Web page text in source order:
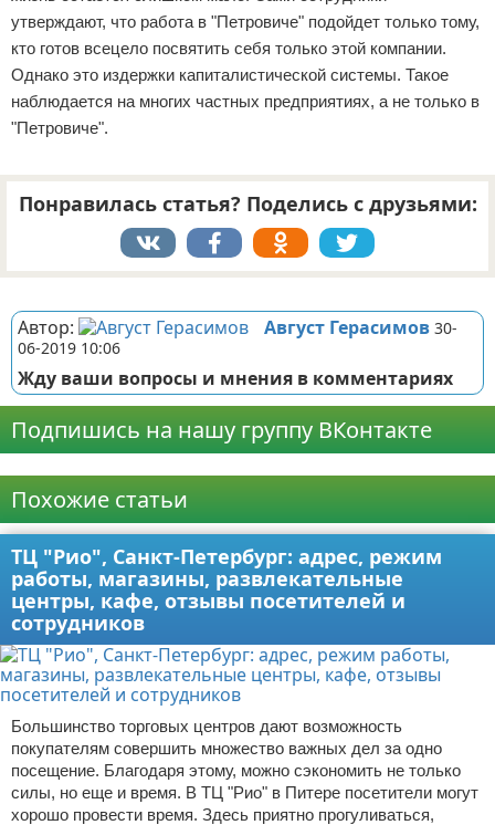
утверждают, что работа в "Петровиче" подойдет только тому,
кто готов всецело посвятить себя только этой компании.
Однако это издержки капиталистической системы. Такое
наблюдается на многих частных предприятиях, а не только в
"Петровиче".
Понравилась статья? Поделись с друзьями:
Автор: Август Герасимов 30-
06-2019 10:06
Жду ваши вопросы и мнения в комментариях
Подпишись на нашу группу ВКонтакте
Похожие статьи
ТЦ "Рио", Санкт-Петербург: адрес, режим
работы, магазины, развлекательные
центры, кафе, отзывы посетителей и
сотрудников
Большинство торговых центров дают возможность
покупателям совершить множество важных дел за одно
посещение. Благодаря этому, можно сэкономить не только
силы, но еще и время. В ТЦ "Рио" в Питере посетители могут
хорошо провести время. Здесь приятно прогуливаться,